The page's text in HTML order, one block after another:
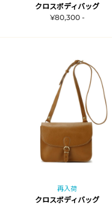
クロスボディバッグ
¥80,300 -
再入荷
クロスボディバッグ